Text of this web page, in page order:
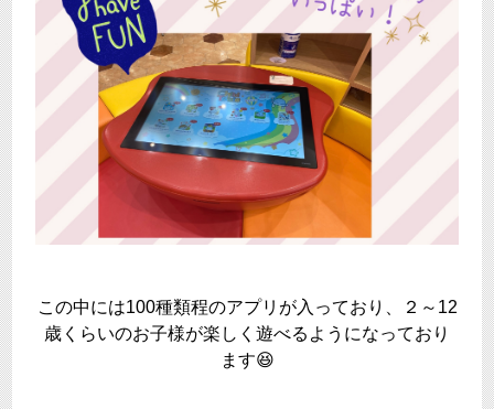
この中には100種類程のアプリが入っており、２～12
歳くらいのお子様が楽しく遊べるようになっており
ます😆